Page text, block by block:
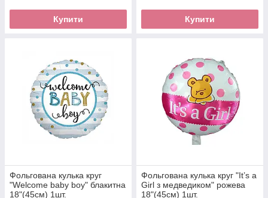
Купити Купити
Фольгована кулька круг
"Welcome baby boy" блакитна
18"(45см) 1шт.
Фольгована кулька круг "It’s a
Girl з медведиком" рожева
18"(45см) 1шт.